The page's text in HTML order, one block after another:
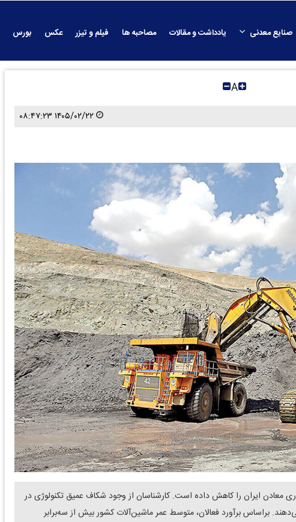
صنایع معدنی یادداشت و مقالات مصاحبه ها فیلم و تیزر عکس بورس
A
۱۴۰۵/۰۲/۲۲ ۰۸:۴۷:۲۳
معادن ایران را کاهش داده‌ است. کارشناسان از وجود شکاف عمیق تکنولوژی در
براساس برآورد فعالان، متوسط عمر ماشین‌آلات کشور بیش از سه‌برابر